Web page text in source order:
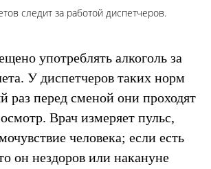
следит за работой диспетчеров.
употреблять алкоголь за
У диспетчеров таких норм
раз перед сменой они проходят
Врач измеряет пульс,
человека; если есть
он нездоров или накануне